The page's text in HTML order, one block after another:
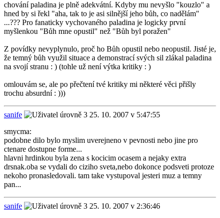
chování paladina je plně adekvátní. Kdyby mu nevyšlo "kouzlo" a
hned by si řekl "aha, tak to je asi silnější jeho bůh, co nadělám"
...??? Pro fanaticky vychovaného paladina je logicky první
myšlenkou "Bůh mne opustil" než "Bůh byl poražen"
Z povídky nevyplynulo, proč ho Bůh opustil nebo neopustil. Jisté je,
že temný bůh využil situace a demonstrací svých sil zlákal paladina
na svojí stranu : ) (tohle už není výtka kritiky : )
omlouvám se, ale po přečtení tvé kritiky mi některé věci přišly
trochu absurdní : )))
sanife
25. 10. 2007 v 5:47:55
smycma:
podobne dilo bylo myslim uverejneno v pevnosti nebo jine pro
ctenare dostupne forme...
hlavni hrdinkou byla zena s kocicim ocasem a nejaky extra
drsnak.oba se vydali do ciziho sveta,nebo dokonce podsveti protoze
nekoho pronasledovali. tam take vystupoval jesteri muz a temny
pan...
sanife
25. 10. 2007 v 2:36:46